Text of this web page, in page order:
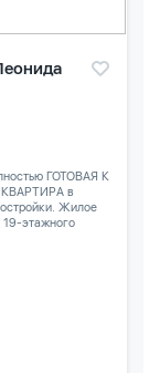
ГОТОВАЯ К
в
Жилое
этажного